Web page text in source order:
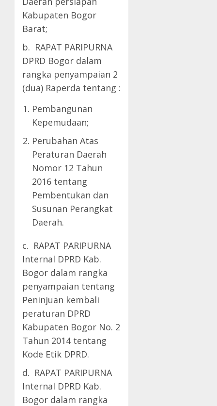
Kabupaten Bogor
Barat;
b. RAPAT PARIPURNA
DPRD Bogor dalam
rangka penyampaian 2
(dua) Raperda tentang :
Pembangunan
Kepemudaan;
Perubahan Atas
Peraturan Daerah
Nomor 12 Tahun
2016 tentang
Pembentukan dan
Susunan Perangkat
Daerah.
c. RAPAT PARIPURNA
Internal DPRD Kab.
Bogor dalam rangka
penyampaian tentang
Peninjuan kembali
peraturan DPRD
Kabupaten Bogor No. 2
Tahun 2014 tentang
Kode Etik DPRD.
d. RAPAT PARIPURNA
Internal DPRD Kab.
Bogor dalam rangka